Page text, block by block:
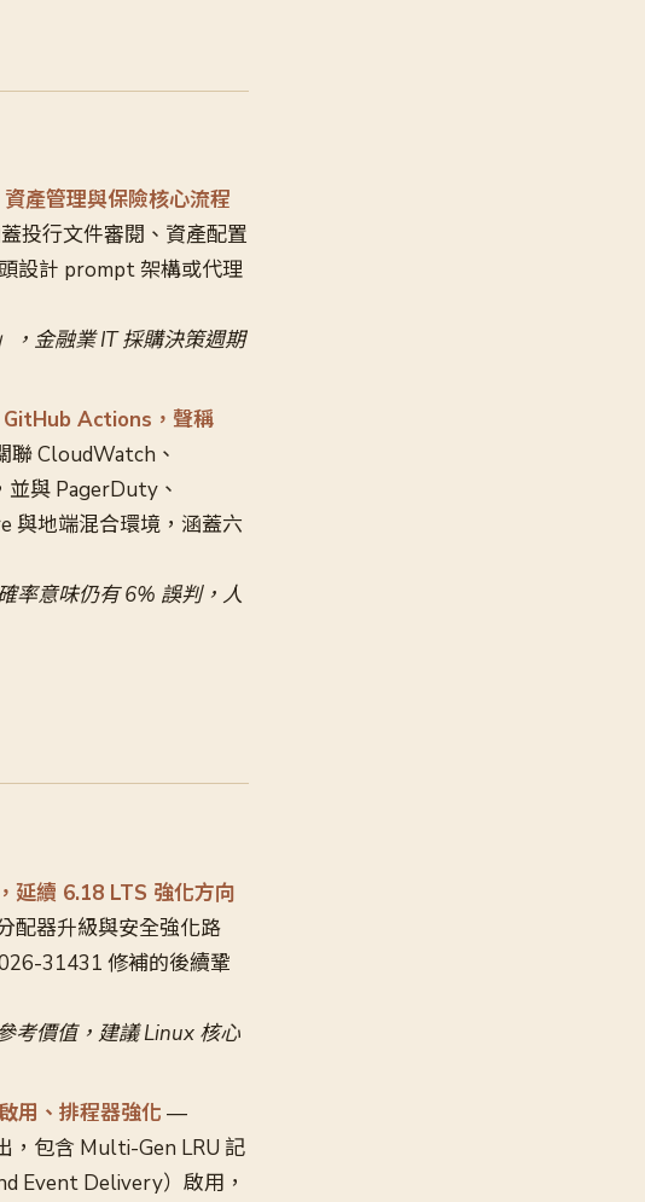
產管理與保險核心流程
投行文件審閱、資產配置
設計 prompt 架構或代理
，金融業 IT 採購決策週期
Actions，聲稱
CloudWatch、
與 PagerDuty、
與地端混合環境，涵蓋六
率意味仍有 6% 誤判，人
續 6.18 LTS 強化方向
配器升級與安全強化路
31431 修補的後續鞏
考價值，建議 Linux 核心
用、排程器強化 —
，包含 Multi-Gen LRU 記
Event Delivery）啟用，